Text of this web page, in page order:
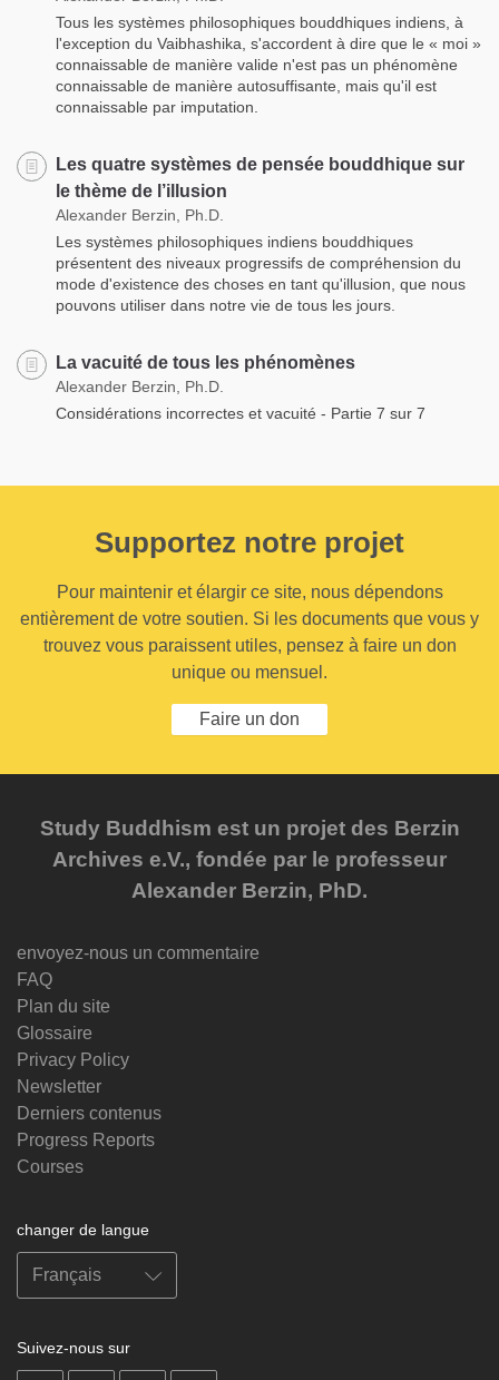
Tous les systèmes philosophiques bouddhiques indiens, à
l'exception du Vaibhashika, s'accordent à dire que le « moi »
connaissable de manière valide n'est pas un phénomène
connaissable de manière autosuffisante, mais qu'il est
connaissable par imputation.
Les quatre systèmes de pensée bouddhique sur
le thème de l’illusion
Alexander Berzin, Ph.D.
Les systèmes philosophiques indiens bouddhiques
présentent des niveaux progressifs de compréhension du
mode d'existence des choses en tant qu'illusion, que nous
pouvons utiliser dans notre vie de tous les jours.
La vacuité de tous les phénomènes
Alexander Berzin, Ph.D.
Considérations incorrectes et vacuité - Partie 7 sur 7
Supportez notre projet
Pour maintenir et élargir ce site, nous dépendons
entièrement de votre soutien. Si les documents que vous y
trouvez vous paraissent utiles, pensez à faire un don
unique ou mensuel.
Faire un don
Study Buddhism est un projet des Berzin
Archives e.V., fondée par le professeur
Alexander Berzin, PhD.
envoyez-nous un commentaire
FAQ
Plan du site
Glossaire
Privacy Policy
Newsletter
Derniers contenus
Progress Reports
Courses
changer de langue
Suivez-nous sur